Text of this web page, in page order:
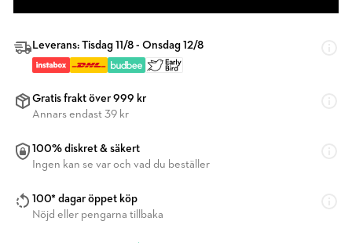
Leverans: Tisdag 11/8 - Onsdag 12/8
Gratis frakt över 999 kr
Annars endast 39 kr
100% diskret & säkert
Ingen kan se var och vad du beställer
100* dagar öppet köp
Nöjd eller pengarna tillbaka